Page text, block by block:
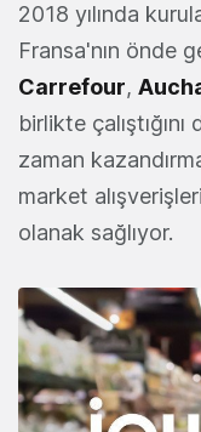
2018 yılında
Fransa'nın önde
Carrefour,
birlikte çalıştığını
zaman
market
olanak sağlıyor.